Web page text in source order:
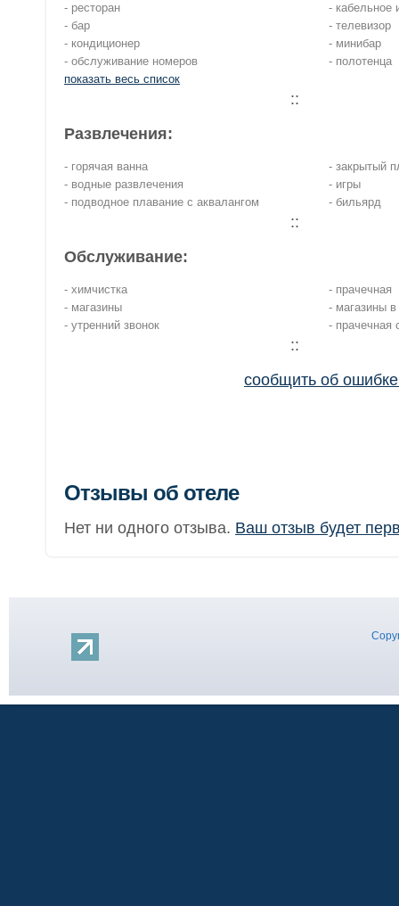
- ресторан
- бар
- кондиционер
- обслуживание номеров
показать весь список
- кабельное
- телевизор
- минибар
- полотенца
::
Развлечения:
- горячая ванна
- водные развлечения
- подводное плавание с аквалангом
- закрытый
- игры
- бильярд
::
Обслуживание:
- химчистка
- магазины
- утренний звонок
- прачечная
- магазины в
- прачечная
::
сообщить об
Отзывы об отеле
Нет ни одного отзыва. Ваш отзыв будет